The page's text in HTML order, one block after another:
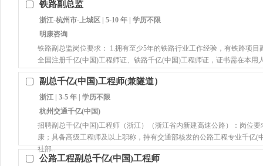
铁路副总监
浙江-杭州市-上城区 | 5-10 年 | 学历不限
明康咨询
铁路副总监岗位要求： 1.拥有至少5年的铁路行业工作经验，有铁路项
全国注册千亿(中国)工程师证、铁路千亿(中国)工程师证，证书需在本用
副总千亿(中国)工程师(兼隧道）
浙江 | 3-5 年 | 学历不限
杭州交通千亿(中国)
招聘副总千亿(中国)工程师（浙江）（浙江省内新建高速公路）：岗位
康；具备高级工程师及以上职称，持有交通部核发的公路工程专业千亿(
社部..
公路工程副总千亿(中国)工程师